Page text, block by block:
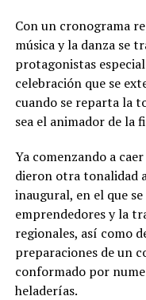
Con un cronograma
música y la danza se
protagonistas
celebración que se
cuando se reparta la
sea el animador de la
Ya comenzando a
dieron otra tonalidad
inaugural, en el que
emprendedores y la
regionales, así como
preparaciones de un
conformado por
heladerías.